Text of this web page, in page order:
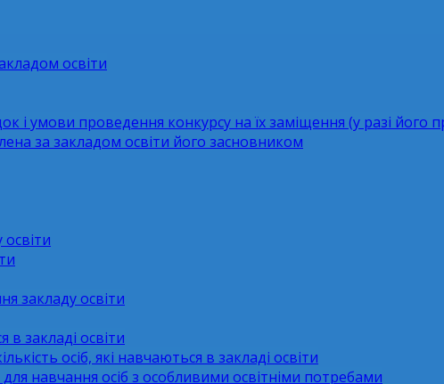
освіти
і умови проведення конкурсу на їх заміщення (у разі його
за закладом освіти його засновником
освіти
закладу освіти
в закладі освіти
осіб, які навчаються в закладі освіти
навчання осіб з особливими освітніми потребами